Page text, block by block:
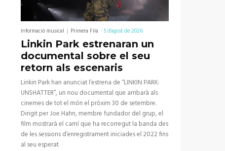
Informació musical Primera Fila -5 d'agost de 2026
Linkin Park estrenaran un
documental sobre el seu
retorn als escenaris
Linkin Park han anunciat l’estrena de “LINKIN PARK:
UNSHATTER”, un nou documental que arribarà als
cinemes de tot el món el pròxim 30 de setembre.
Dirigit per Joe Hahn, membre fundador del grup, el
film mostrarà el camí que ha recorregut la banda des
de les sessions d’enregistrament iniciades el 2022 fins
al seu esperat